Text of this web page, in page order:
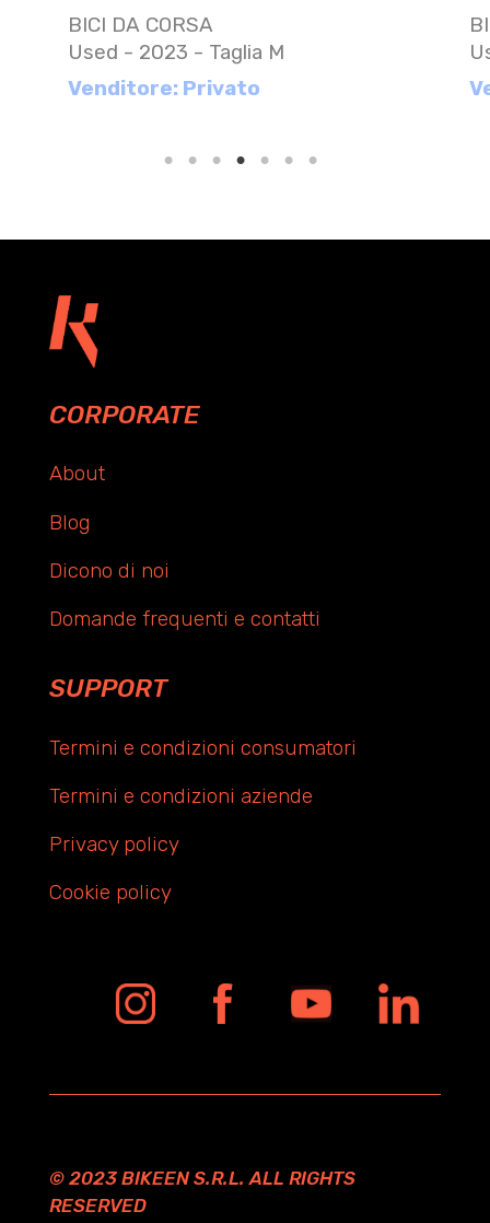
BICI DA CORSA
Used - 2023 - Taglia M
Venditore: Privato
CORPORATE
About
Blog
Dicono di noi
Domande frequenti e contatti
SUPPORT
Termini e condizioni consumatori
Termini e condizioni aziende
Privacy policy
Cookie policy
© 2023 BIKEEN S.R.L. ALL RIGHTS
RESERVED